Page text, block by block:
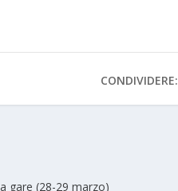
CONDIVIDERE:
gare (28-29 marzo)